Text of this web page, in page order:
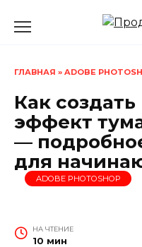
ГЛАВНАЯ » ADOBE
Как
эффект
—
для
ADOBE PHOTOSHOP
НА ЧТЕНИЕ
10 мин